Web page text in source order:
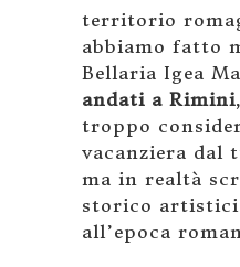
territorio
abbiamo fatto
Bellaria Igea
andati a Rimini
troppo
vacanziera dal
ma in realtà
storico
all’epoca